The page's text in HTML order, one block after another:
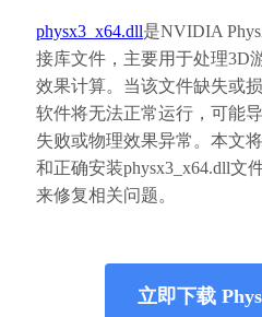
physx3_x64.dll是NVIDIA
接库文件，主要用于处理3D
效果计算。当该文件缺失或
软件将无法正常运行，可能
失败或物理效果异常。本文
和正确安装physx3_x64.dll文
来修复相关问题。
立即下载